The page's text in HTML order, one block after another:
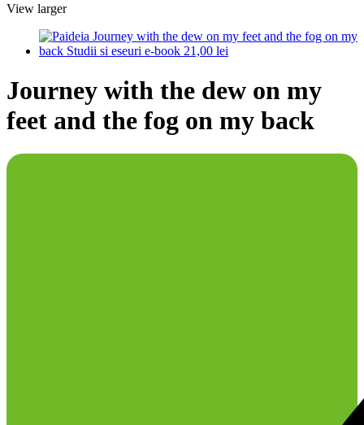
View larger
Journey with the dew on my
feet and the fog on my back